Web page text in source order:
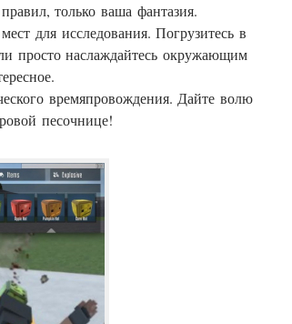
только ваша фантазия.
для исследования. Погрузитесь в
просто наслаждайтесь окружающим
времяпровождения. Дайте волю
песочнице!